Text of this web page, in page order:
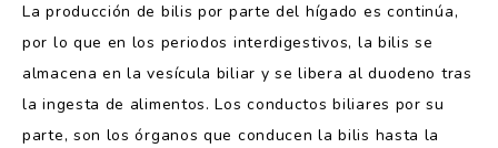
La producción de bilis por parte del hígado es continúa,
por lo que en los periodos interdigestivos, la bilis se
almacena en la vesícula biliar y se libera al duodeno tras
la ingesta de alimentos. Los conductos biliares por su
parte, son los órganos que conducen la bilis hasta la